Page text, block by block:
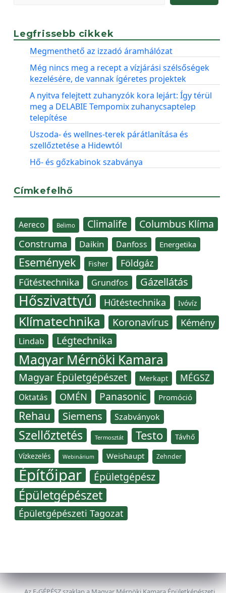
Legfrissebb cikkek
Megmenthető az izzadó áramhálózat
Még nincs meg a recept a vízjárási szélsőségek
kezelésére, de vannak ígéretes projektek
A nyitva felejtett zuhanyzók kora lejárt: Így térül
meg a DELABIE Tempomix zuhanycsaptelep
telepítése
Uszoda- és wellnes-terek párátlanítása és
szellőztetése a Hidewtól
Hő- és gőzkabinok szabványa
Címkefelhő
Aereco Belimo Climalife Columbus Klíma
Construma Daikin Danfoss Energetika
Események Fisher Földgáz
Fűtéstechnika Grundfos Gázellátás
Hőszivattyú Hűtéstechnika Ivóvíz
Klímatechnika Koronavírus Kémény
Lindab Légtechnika
Magyar Mérnöki Kamara
Magyar Épületgépészet Merkapt MÉGSZ
Oktatás OMÉN Panasonic Promóció
Rehau Siemens Szabványok
Szellőztetés Termosztát Testo Távhő
Vízkezelés Webinárium Weishaupt Zehnder
Építőipar Épületgépész
Épületgépészet
Épületgépészeti Tagozat